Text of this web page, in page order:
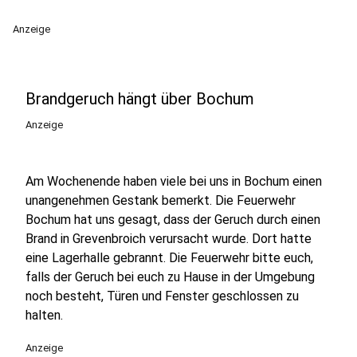
Anzeige
Brandgeruch hängt über Bochum
Anzeige
Am Wochenende haben viele bei uns in Bochum einen
unangenehmen Gestank bemerkt. Die Feuerwehr
Bochum hat uns gesagt, dass der Geruch durch einen
Brand in Grevenbroich verursacht wurde. Dort hatte
eine Lagerhalle gebrannt. Die Feuerwehr bitte euch,
falls der Geruch bei euch zu Hause in der Umgebung
noch besteht, Türen und Fenster geschlossen zu
halten.
Anzeige